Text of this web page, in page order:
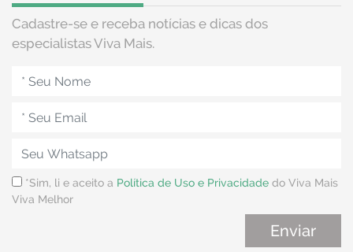
Cadastre-se e receba notícias e dicas dos
especialistas Viva Mais.
*Sim, li e aceito a Política de Uso e Privacidade do Viva Mais
Viva Melhor